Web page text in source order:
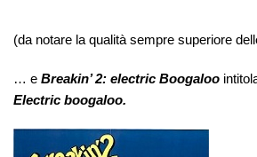
(da notare la qualità sempre superiore
… e Breakin’ 2: electric Boogaloo
Electric boogaloo.